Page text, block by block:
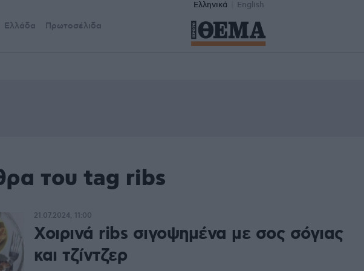
Ελληνικά English
Ελλάδα Πρωτοσέλιδα
του tag ribs
Χοιρινά ribs σιγοψημένα με σος σόγιας
και τζίντζερ
21.07.2024, 11:00